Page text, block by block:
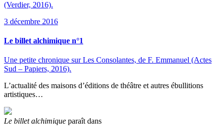
(Verdier, 2016).
3 décembre 2016
Le billet alchimique n°1
Une petite chronique sur Les Consolantes, de F. Emmanuel (Actes
Sud – Papiers, 2016).
L’actualité des maisons d’éditions de théâtre et autres ébullitions
artistiques…
Le billet alchimique paraît dans